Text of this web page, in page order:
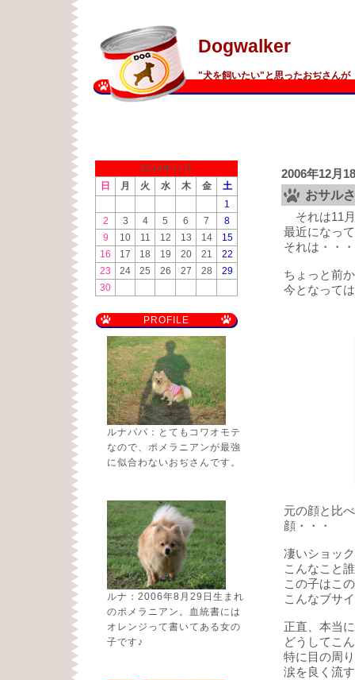
Dogwalker
"犬を飼いたい"と思ったおぢさ
2014年11月
日
月 火 水 木 金
土
1
2
3 4 5 6 7
8
9
10 11 12 13 14
15
16
17 18 19 20 21
22
23
24 25 26 27 28
29
30
PROFILE
ルナパパ：とてもコワオモテ
なので、ポメラニアンが最強
に似合わないおぢさんです。
ルナ：2006年8月29日生まれ
のポメラニアン。血統書には
オレンジって書いてある女の
子です♪
2006年12月
おサル
それは11
最近になっ
それは・・・
ちょっと前
今となって
元の顔と比
顔・・・
凄いショッ
こんなこと
この子はこ
こんなブサ
正直、本当
どうしてこ
特に目の周
涙を良く流